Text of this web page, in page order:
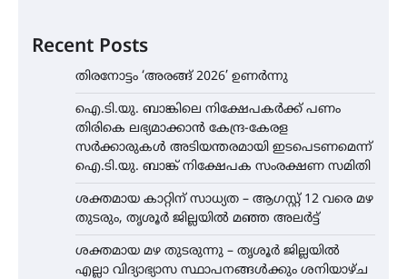
Recent Posts
തിരനോട്ടം ‘അരങ്ങ് 2026’ ഉണർന്നു
ഐ.ടി.യു. ബാങ്കിലെ നിക്ഷേപകർക്ക് പണം
തിരികെ ലഭ്യമാക്കാൻ കേന്ദ്ര-കേരള
സർക്കാരുകൾ അടിയന്തരമായി ഇടപെടണമെന്ന്
ഐ.ടി.യു. ബാങ്ക് നിക്ഷേപക സംരക്ഷണ സമിതി
ശക്തമായ കാറ്റിന് സാധ്യത – ആഗസ്റ്റ് 12 വരെ മഴ
തുടരും, തൃശൂർ ജില്ലയിൽ മഞ്ഞ അലർട്ട്
ശക്തമായ മഴ തുടരുന്നു – തൃശൂർ ജില്ലയിൽ
എല്ലാ വിദ്യാഭ്യാസ സ്ഥാപനങ്ങൾക്കും ശനിയാഴ്ച